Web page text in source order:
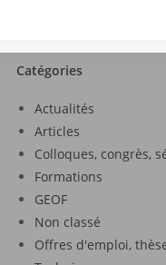
Catégories
Actualités
Articles
Colloques, congrès,
Formations
GEOF
Non classé
Offres d'emploi,